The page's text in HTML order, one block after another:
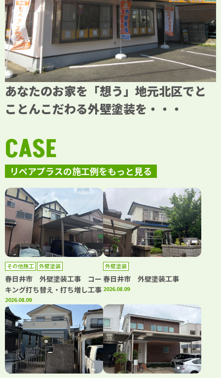
あなたのお家を「想う」地元北区でと
ことんこだわる外壁塗装を・・・
リペアプラスの施工例をもっと見る
CASE
その他施工 外壁塗装
春日井市 外壁塗装工事 コー
キング打ち替え・打ち増し工事
2026.08.09
外壁塗装
春日井市 外壁塗装工事
2026.08.09